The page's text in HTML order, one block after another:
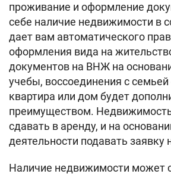
проживание и оформление
себе наличие недвижимости в
дает вам автоматического
оформления вида на
документов на ВНЖ на
учебы, воссоединения с семьей
квартира или дом будет
преимуществом.
сдавать в аренду, и на
деятельности подавать
Наличие недвижимости может